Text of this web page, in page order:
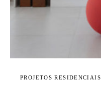
PROJETOS RESIDENCIAIS